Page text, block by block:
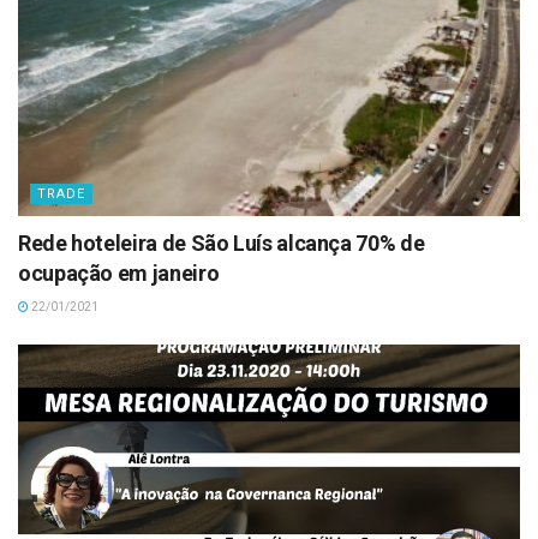
TRADE
Rede hoteleira de São Luís alcança 70% de
ocupação em janeiro
22/01/2021